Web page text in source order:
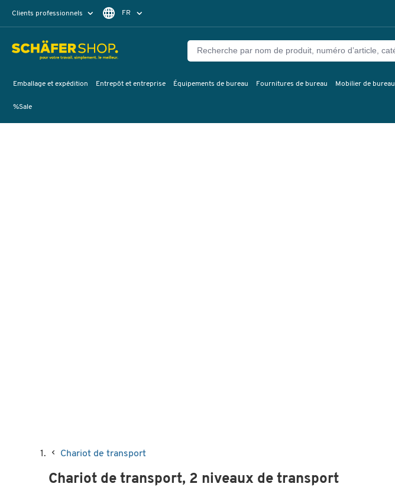
Clients professionnels FR
Emballage et expédition Entrepôt et entreprise Équipements de bureau Fournitures de bureau Mobilier de bureau
%Sale
Chariot de transport
Chariot de transport, 2 niveaux de transport